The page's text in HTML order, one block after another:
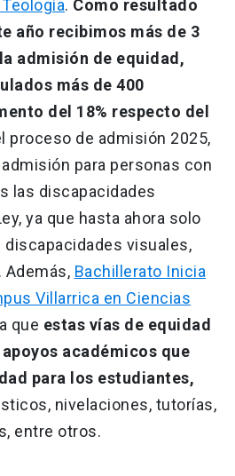
. Como resultado
año recibimos más de 3
admisión de equidad,
más de 400
del 18% respecto del
proceso de admisión 2025,
para personas con
las discapacidades
ya que hasta ahora solo
visuales,
Además, Bachillerato Inicia
Villarrica en Ciencias
que estas vías de equidad
académicos que
para los estudiantes,
nivelaciones, tutorías,
entre otros.